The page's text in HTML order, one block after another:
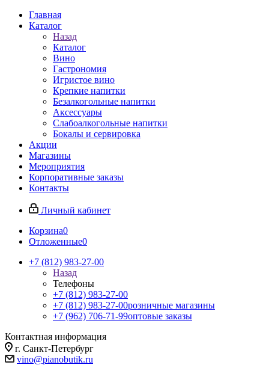
Главная
Каталог
Назад
Каталог
Вино
Гастрономия
Игристое вино
Крепкие напитки
Безалкогольные напитки
Аксессуары
Слабоалкогольные напитки
Бокалы и сервировка
Акции
Магазины
Мероприятия
Корпоративные заказы
Контакты
Личный кабинет
Корзина0
Отложенные0
+7 (812) 983-27-00
Назад
Телефоны
+7 (812) 983-27-00
+7 (812) 983-27-00розничные магазины
+7 (962) 706-71-99оптовые заказы
Контактная информация
г. Санкт-Петербург
vino@pianobutik.ru